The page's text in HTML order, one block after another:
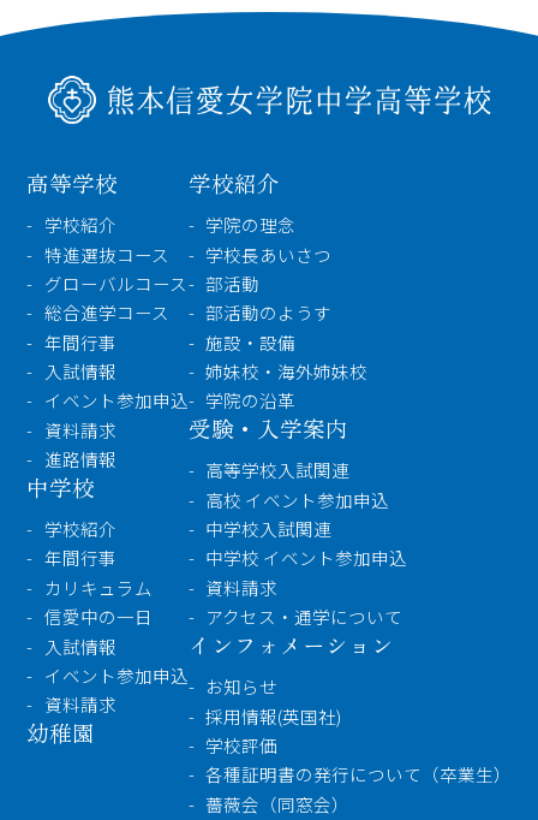
高等学校
学校紹介
特進選抜コース
グローバルコース
総合進学コース
年間行事
入試情報
イベント参加申込
資料請求
進路情報
中学校
学校紹介
年間行事
カリキュラム
信愛中の一日
入試情報
イベント参加申込
資料請求
幼稚園
学校紹介
学院の理念
学校長あいさつ
部活動
部活動のようす
施設・設備
姉妹校・海外姉妹校
学院の沿革
受験・入学案内
高等学校入試関連
高校 イベント参加申込
中学校入試関連
中学校 イベント参加申込
資料請求
アクセス・通学について
インフォメーション
お知らせ
採用情報(英国社)
学校評価
各種証明書の発行について（卒業生）
薔薇会（同窓会）
中学校
幼稚園
学校紹介
受験・入学案内
インフォメーション
〒860-8557 熊本市中央区上林町3-18
TEL：096-354-5355（代表）